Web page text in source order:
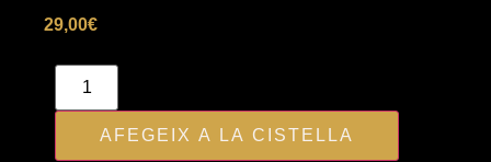
29,00€
AFEGEIX A LA CISTELLA